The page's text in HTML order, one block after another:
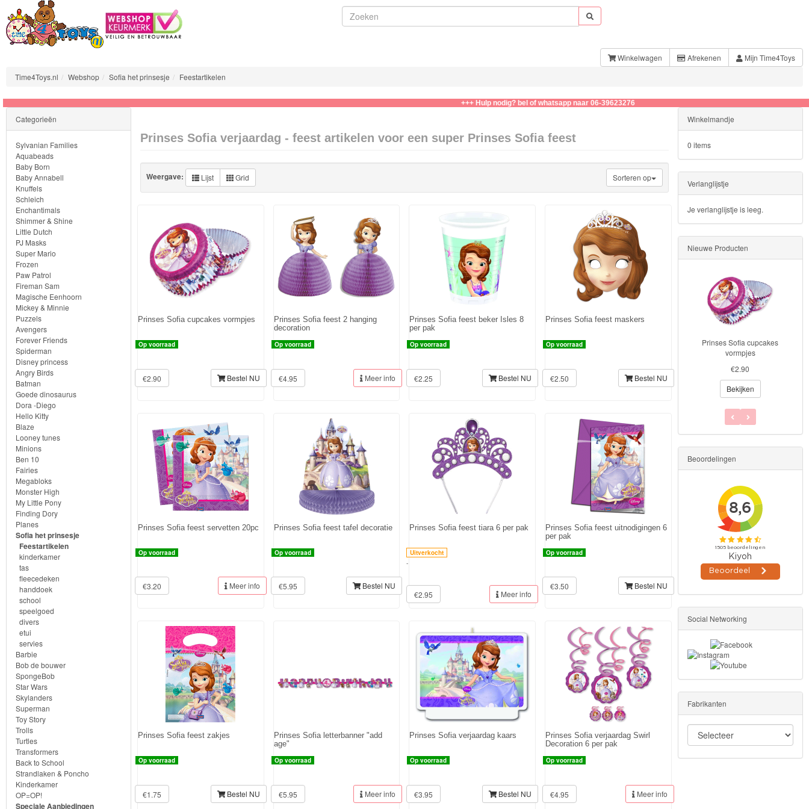
Winkelwagen Afrekenen Mijn Time4Toys
Sylvanian
Families
Aquabeads
Baby
Born
Baby
Annabell
Knuffels
Schleich
Enchantimals
Shimmer
&
Shine
Little
Dutch
PJ
Masks
Super
Mario
Frozen
Paw
Patrol
Fireman
Sam
Magische
Eenhoorn
Mickey
&
Minnie
Puzzels
Avengers
Time4Toys.nl Webshop Sofia het prinsesje Feestartikelen
+++ Hulp nodig? bel of whatsapp naar 06-39623276
Prinses Sofia verjaardag - feest artikelen voor een super Prinses Sofia feest
Sorteren op
Weergave: Lijst Grid
Prinses Sofia cupcakes vormpjes
Op voorraad
€2.90 Bestel NU
Prinses Sofia feest 2 hanging
decoration
Op voorraad
€4.95 Meer info
Prinses Sofia feest beker Isles 8
per pak
Op voorraad
€2.25 Bestel NU
Prinses Sofia feest maskers
Op voorraad
€2.50 Bestel NU
Prinses Sofia feest servetten 20pc
Op voorraad
€3.20 Meer info
Prinses Sofia feest tafel decoratie
Op voorraad
€5.95 Bestel NU
Prinses Sofia feest tiara 6 per pak
Uitverkocht
-
€2.95 Meer info
Prinses Sofia feest uitnodigingen 6
per pak
Op voorraad
€3.50 Bestel NU
Prinses Sofia feest zakjes
Op voorraad
€1.75 Bestel NU
Prinses Sofia letterbanner "add
age"
Op voorraad
€5.95 Meer info
Prinses Sofia verjaardag kaars
Op voorraad
€3.95 Bestel NU
Prinses Sofia verjaardag Swirl
Decoration 6 per pak
Op voorraad
€4.95 Meer info
Categorieën
Sylvanian Families
Aquabeads
Baby Born
Baby Annabell
Knuffels
Schleich
Enchantimals
Shimmer & Shine
Little Dutch
PJ Masks
Super Mario
Frozen
Paw Patrol
Fireman Sam
Magische Eenhoorn
Mickey & Minnie
Puzzels
Avengers
Forever Friends
Spiderman
Disney princess
Angry Birds
Batman
Goede dinosaurus
Dora -Diego
Hello Kitty
Blaze
Looney tunes
Minions
Ben 10
Fairies
Megabloks
Monster High
My Little Pony
Finding Dory
Planes
Sofia het prinsesje
Feestartikelen
kinderkamer
tas
fleecedeken
handdoek
school
speelgoed
divers
etui
servies
Barbie
Bob de bouwer
SpongeBob
Star Wars
Skylanders
Superman
Toy Story
Trolls
Turtles
Transformers
Back to School
Strandlaken & Poncho
Kinderkamer
OP=OP!
Speciale Aanbiedingen
Winkelmandje
0 items
Verlanglijstje
Je verlanglijstje is leeg.
Nieuwe Producten
€2.90
Bekijken
Prinses Sofia feest zakjes
€1.75
Bekijken
Beoordelingen
Social Networking
Fabrikanten